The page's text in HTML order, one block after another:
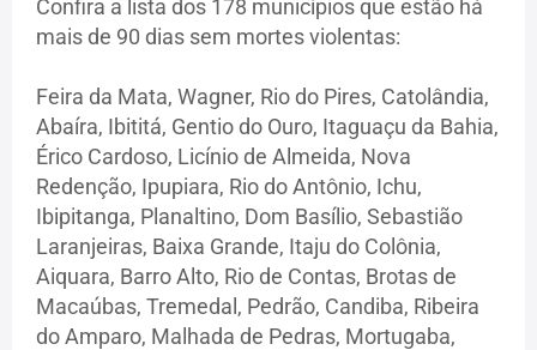
Confira a lista dos 178 municípios que estão há
mais de 90 dias sem mortes violentas:
Feira da Mata, Wagner, Rio do Pires, Catolândia,
Abaíra, Ibititá, Gentio do Ouro, Itaguaçu da Bahia,
Érico Cardoso, Licínio de Almeida, Nova
Redenção, Ipupiara, Rio do Antônio, Ichu,
Ibipitanga, Planaltino, Dom Basílio, Sebastião
Laranjeiras, Baixa Grande, Itaju do Colônia,
Aiquara, Barro Alto, Rio de Contas, Brotas de
Macaúbas, Tremedal, Pedrão, Candiba, Ribeira
do Amparo, Malhada de Pedras, Mortugaba,